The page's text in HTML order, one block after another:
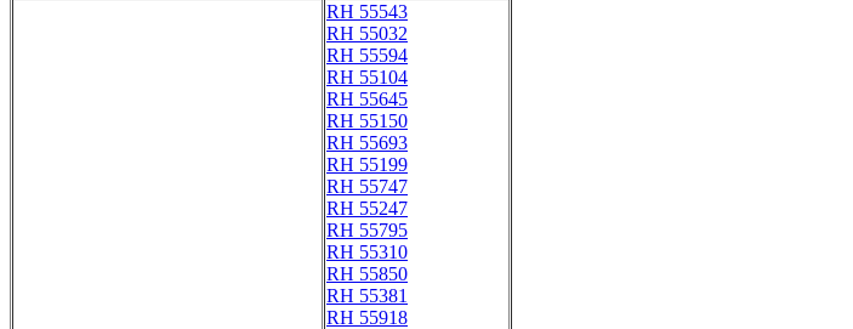
RH 55543
RH 55032
RH 55594
RH 55104
RH 55645
RH 55150
RH 55693
RH 55199
RH 55747
RH 55247
RH 55795
RH 55310
RH 55850
RH 55381
RH 55918